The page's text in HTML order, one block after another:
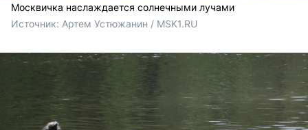
Москвичка наслаждается солнечными лучами
Источник: Артем Устюжанин / MSK1.RU